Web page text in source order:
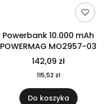
Powerbank 10.000 mAh
POWERMAG MO2957-03
142,09 zł
115,52 zł
Do koszyka